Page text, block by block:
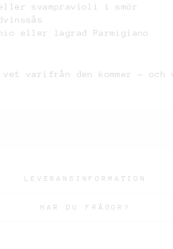
svampravioli i smör
eller lagrad Parmigiano
vet varifrån den kommer –
LEVERANSINFORMATION
HAR DU FRÅGOR?